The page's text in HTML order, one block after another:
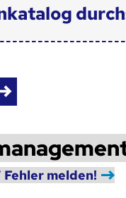
melden!